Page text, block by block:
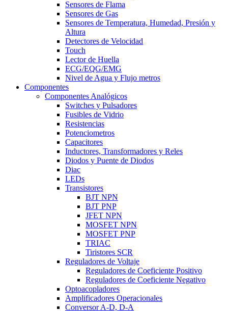
Sensores de Flama
Sensores de Gas
Sensores de Temperatura, Humedad, Presión y
Altura
Detectores de Velocidad
Touch
Lector de Huella
ECG/EQG/EMG
Nivel de Agua y Flujo metros
Componentes
Componentes Analógicos
Switches y Pulsadores
Fusibles de Vidrio
Resistencias
Potenciometros
Capacitores
Inductores, Transformadores y Reles
Diodos y Puente de Diodos
Diac
LEDs
Transistores
BJT NPN
BJT PNP
JFET NPN
MOSFET NPN
MOSFET PNP
TRIAC
Tiristores SCR
Reguladores de Voltaje
Reguladores de Coeficiente Positivo
Reguladores de Coeficiente Negativo
Optoacopladores
Amplificadores Operacionales
Conversor A-D, D-A